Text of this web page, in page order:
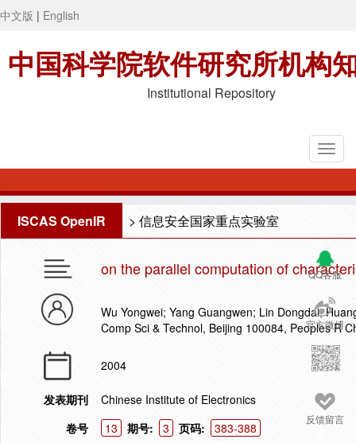
中文版 | English
中国科学院软件研究所机构
Institutional Repository
ISCAS OpenIR > 信息安全国家重点实验室
QQ客服
官方微博
反馈留言
on the parallel computation of
Wu Yongwei; Yang Guangwen; Lin Dongdai;
Comp Sci & Technol, Beijing 100084, Peoples R
2004
发表期刊
Chinese Institute of Electronics
卷号
13 期号: 3 页码:
383-388